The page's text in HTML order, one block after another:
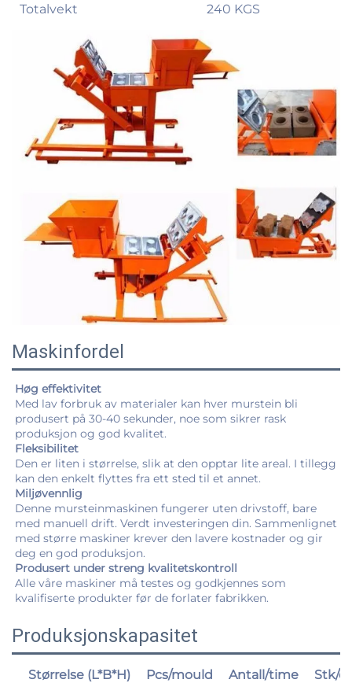
Totalvekt
240 KGS
Maskinfordel
Høg effektivitet
Med lav forbruk av materialer kan hver murstein bli
produsert på 30-40 sekunder, noe som sikrer rask
produksjon og god kvalitet.
Fleksibilitet
Den er liten i størrelse, slik at den opptar lite areal. I tillegg
kan den enkelt flyttes fra ett sted til et annet.
Miljøvennlig
Denne mursteinmaskinen fungerer uten drivstoff, bare
med manuell drift. Verdt investeringen din. Sammenlignet
med større maskiner krever den lavere kostnader og gir
deg en god produksjon.
Produsert under streng kvalitetskontroll
Alle våre maskiner må testes og godkjennes som
kvalifiserte produkter før de forlater fabrikken.
Produksjonskapasitet
Størrelse (L*B*H) Pcs/mould Antall/time
Stk/